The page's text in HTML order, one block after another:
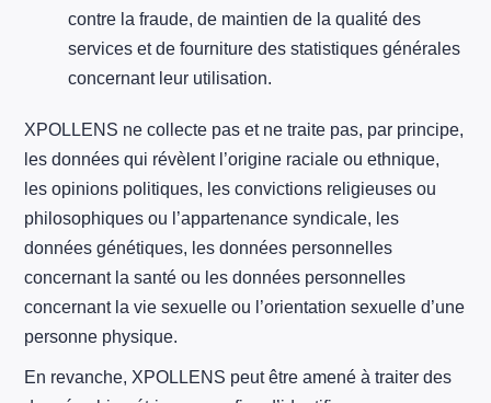
contre la fraude, de maintien de la qualité des
services et de fourniture des statistiques générales
concernant leur utilisation.
XPOLLENS ne collecte pas et ne traite pas, par principe,
les données qui révèlent l’origine raciale ou ethnique,
les opinions politiques, les convictions religieuses ou
philosophiques ou l’appartenance syndicale, les
données génétiques, les données personnelles
concernant la santé ou les données personnelles
concernant la vie sexuelle ou l’orientation sexuelle d’une
personne physique.
En revanche, XPOLLENS peut être amené à traiter des